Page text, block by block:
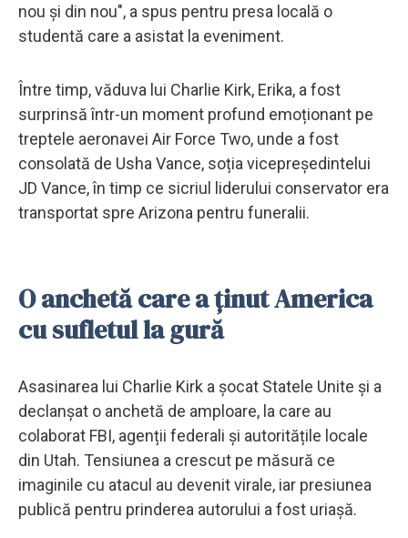
nou și din nou", a spus pentru presa locală o
studentă care a asistat la eveniment.
Între timp, văduva lui Charlie Kirk, Erika, a fost
surprinsă într-un moment profund emoționant pe
treptele aeronavei Air Force Two, unde a fost
consolată de Usha Vance, soția vicepreședintelui
JD Vance, în timp ce sicriul liderului conservator era
transportat spre Arizona pentru funeralii.
O anchetă care a ținut America
cu sufletul la gură
Asasinarea lui Charlie Kirk a șocat Statele Unite și a
declanșat o anchetă de amploare, la care au
colaborat FBI, agenții federali și autoritățile locale
din Utah. Tensiunea a crescut pe măsură ce
imaginile cu atacul au devenit virale, iar presiunea
publică pentru prinderea autorului a fost uriașă.